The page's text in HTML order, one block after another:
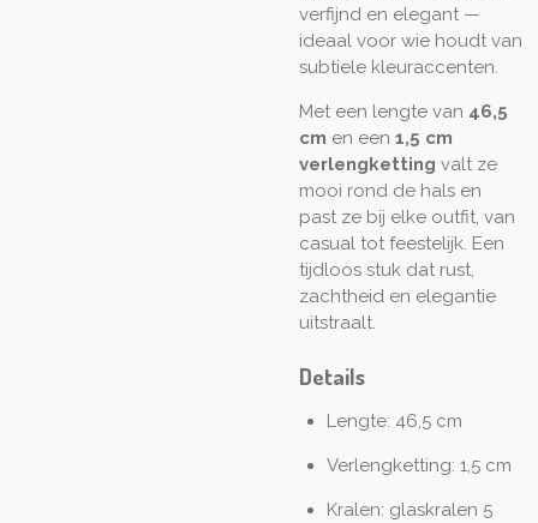
verfijnd en elegant —
ideaal voor wie houdt van
subtiele kleuraccenten.
Met een lengte van 46,5
cm en een 1,5 cm
verlengketting valt ze
mooi rond de hals en
past ze bij elke outfit, van
casual tot feestelijk. Een
tijdloos stuk dat rust,
zachtheid en elegantie
uitstraalt.
Details
Lengte: 46,5 cm
Verlengketting: 1,5 cm
Kralen: glaskralen 5